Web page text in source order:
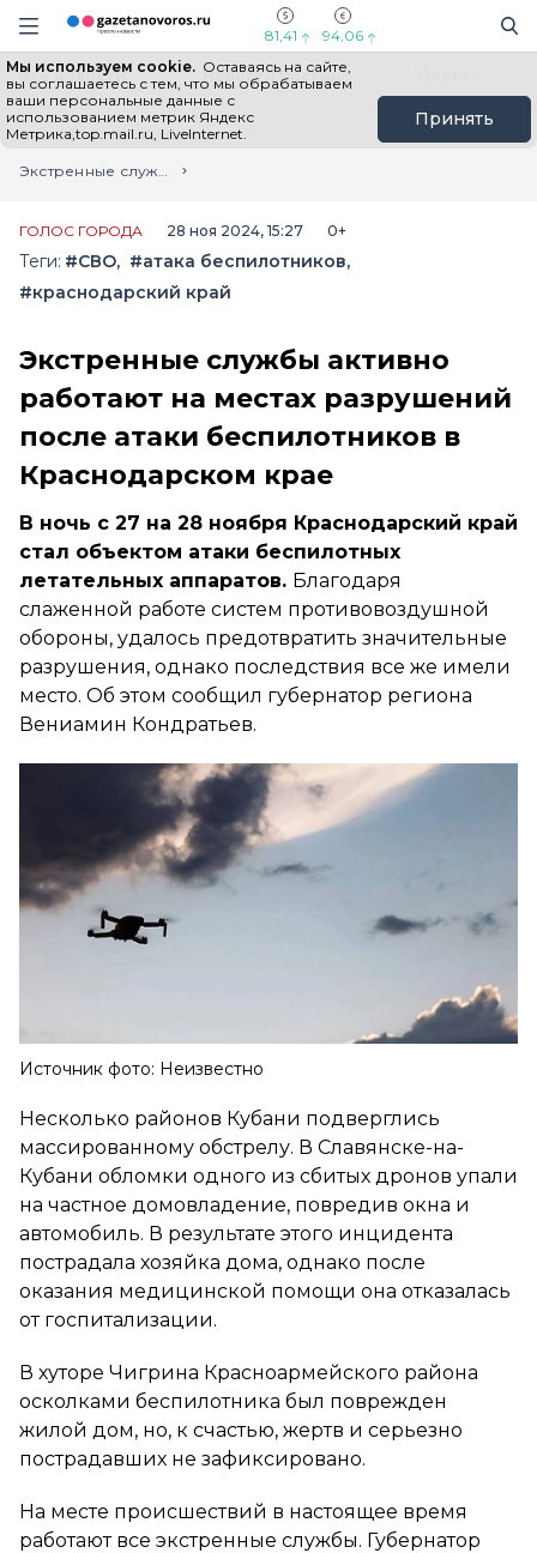
Информационный портал "ГазетаНоворос.ру"
Навигация сайта
81,41 94,06
Мы используем cookie. Оставаясь на сайте,
вы соглашаетесь с тем, что мы обрабатываем
ваши персональные данные с
использованием метрик Яндекс
Метрика,top.mail.ru, LiveInternet.
Принять
Все новости Новости России
Главная
Лента новостей
Экстренные службы активно работают на местах разрушений после атаки беспилотников в Краснодарском крае
ГОЛОС ГОРОДА 28 ноя 2024, 15:27 0+
Теги: #СВО
#атака беспилотников
#краснодарский край
Экстренные службы активно
работают на местах разрушений
после атаки беспилотников в
Краснодарском крае
В ночь с 27 на 28 ноября Краснодарский край
стал объектом атаки беспилотных
летательных аппаратов. Благодаря
слаженной работе систем противовоздушной
обороны, удалось предотвратить значительные
разрушения, однако последствия все же имели
место. Об этом сообщил губернатор региона
Вениамин Кондратьев.
Источник фото: Неизвестно
Несколько районов Кубани подверглись
массированному обстрелу. В Славянске-на-
Кубани обломки одного из сбитых дронов упали
на частное домовладение, повредив окна и
автомобиль. В результате этого инцидента
пострадала хозяйка дома, однако после
оказания медицинской помощи она отказалась
от госпитализации.
В хуторе Чигрина Красноармейского района
осколками беспилотника был поврежден
жилой дом, но, к счастью, жертв и серьезно
пострадавших не зафиксировано.
На месте происшествий в настоящее время
работают все экстренные службы. Губернатор